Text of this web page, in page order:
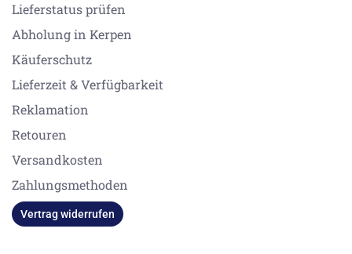
Lieferstatus prüfen
Abholung in Kerpen
Käuferschutz
Lieferzeit & Verfügbarkeit
Reklamation
Retouren
Versandkosten
Zahlungsmethoden
Vertrag widerrufen